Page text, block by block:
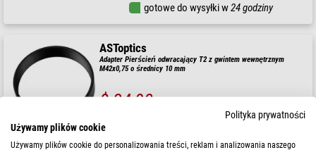
gotowe do wysyłki w24 godziny
ASToptics
Adapter Pierścień odwracający T2 z gwintem wewnętrznym
M42x0,75 o średnicy 10 mm
$ 34,90
24 godziny
Polityka prywatności
Używamy plików cookie
Używamy plików cookie do personalizowania treści, reklam i analizowania naszego